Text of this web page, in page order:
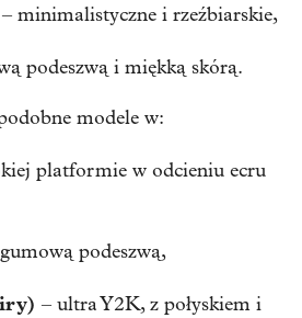
– minimalistyczne i rzeźbiarskie,
podeszwą i miękką skórą.
modele w:
platformie w odcieniu ecru
podeszwą,
– ultra Y2K, z połyskiem i